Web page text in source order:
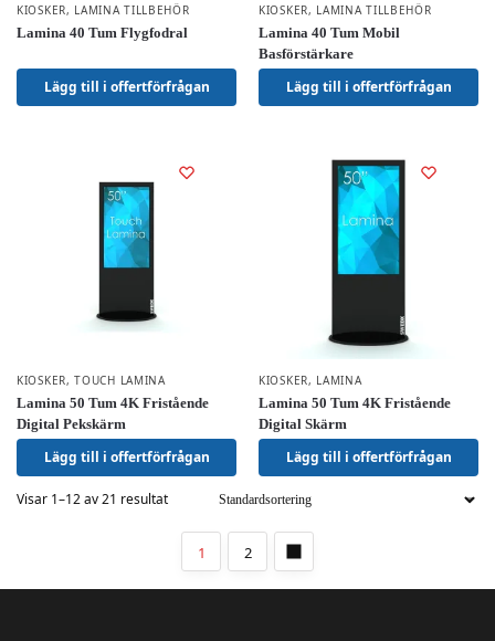
KIOSKER, LAMINA TILLBEHÖR
Lamina 40 Tum Flygfodral
Lägg till i offertförfrågan
KIOSKER, LAMINA TILLBEHÖR
Lamina 40 Tum Mobil
Basförstärkare
Lägg till i offertförfrågan
KIOSKER,TOUCH LAMINA
Lamina 50 Tum 4K Fristående
Digital Pekskärm
Lägg till i offertförfrågan
KIOSKER, LAMINA
Lamina 50 Tum 4K Fristående
Digital Skärm
Lägg till i offertförfrågan
Visar 1–12 av 21 resultat
1 2